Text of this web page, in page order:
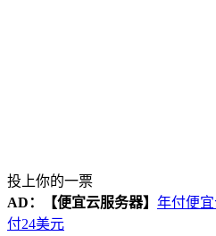
投上你的一票
AD：
【便宜云服务器】 年付便
付24美元